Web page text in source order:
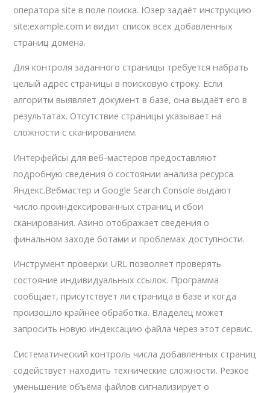
оператора site в поле поиска. Юзер задаёт инструкцию
site:example.com и видит список всех добавленных
страниц домена.
Для контроля заданного страницы требуется набрать
целый адрес страницы в поисковую строку. Если
алгоритм выявляет документ в базе, она выдаёт его в
результатах. Отсутствие страницы указывает на
сложности с сканированием.
Интерфейсы для веб-мастеров предоставляют
подробную сведения о состоянии анализа ресурса.
Яндекс.Вебмастер и Google Search Console выдают
число проиндексированных страниц и сбои
сканирования. Азино отображает сведения о
финальном заходе ботами и проблемах доступности.
Инструмент проверки URL позволяет проверять
состояние индивидуальных ссылок. Программа
сообщает, присутствует ли страница в базе и когда
произошло крайнее обработка. Владелец может
запросить новую индексацию файла через этот сервис.
Систематический контроль числа добавленных страниц
содействует находить технические сложности. Резкое
уменьшение объёма файлов сигнализирует о